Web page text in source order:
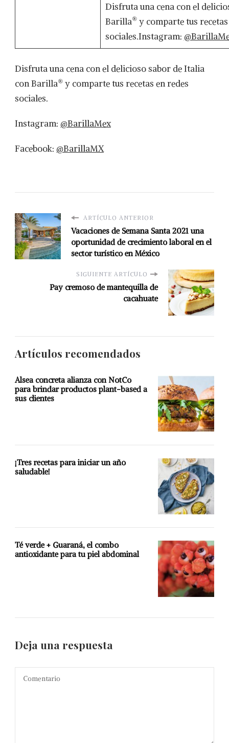
Disfruta una cena con el
Barilla®y comparte tus recetas
sociales.Instagram:
Disfruta una cena con el delicioso sabor de Italia
con Barilla® y comparte tus recetas en redes
sociales.
Instagram: @BarillaMex
Facebook: @BarillaMX
ARTÍCULO ANTERIOR
Vacaciones de Semana Santa 2021 una
oportunidad de crecimiento laboral en el
sector turístico en México
SIGUIENTE ARTÍCULO
Pay cremoso de mantequilla de
cacahuate
Artículos recomendados
Alsea concreta alianza con NotCo
para brindar productos plant-based a
sus clientes
¡Tres recetas para iniciar un año
saludable!
Té verde + Guaraná, el combo
antioxidante para tu piel abdominal
Deja una respuesta